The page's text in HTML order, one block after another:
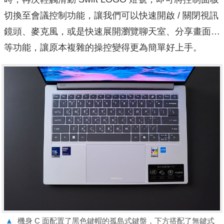
切換至會議控制功能，讓我們可以快速開啟 / 關閉視訊
鏡頭、麥克風，或是快速展開瀏覽聊天室、分享畫面…
等功能，讓原本複雜的操控變得更為簡單好上手。
▲ 機身 C 面配置了黑色鍵帽的孤島式鍵盤，下方搭配了無鍵式